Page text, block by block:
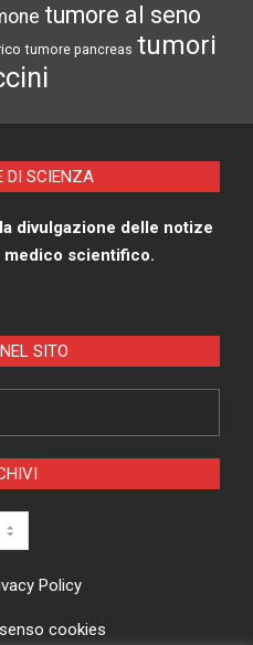
tumore al seno
tumore pancreas tumori
DI SCIENZA
divulgazione delle notize
medico scientifico.
SITO
Policy
cookies